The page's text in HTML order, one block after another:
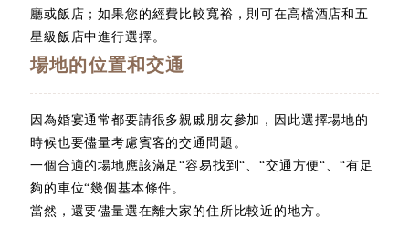
廳或飯店；如果您的經費比較寬裕，則可在高檔酒店和五
星級飯店中進行選擇。
場地的位置和交通
因為婚宴通常都要請很多親戚朋友參加，因此選擇場地的
時候也要儘量考慮賓客的交通問題。
一個合適的場地應該滿足“容易找到“、“交通方便“、“有足
夠的車位“幾個基本條件。
當然，還要儘量選在離大家的住所比較近的地方。